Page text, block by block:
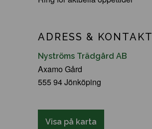
ADRESS & KONTAKT
Nyströms Trädgård AB
Axamo Gård
555 94 Jönköping
Visa på karta